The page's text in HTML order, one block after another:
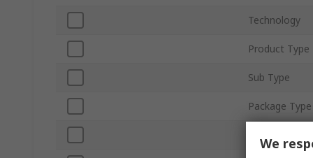
Technology
Product Type
Sub Type
Package Type
We